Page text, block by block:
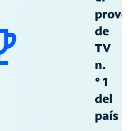
de
TV
n.
° 1
del
país